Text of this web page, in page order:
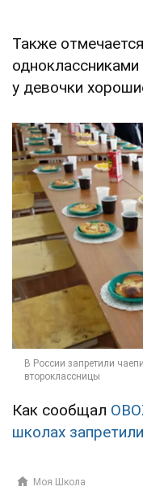
Также
у девочки
Как сообщал
школах запретили
Моя Школа